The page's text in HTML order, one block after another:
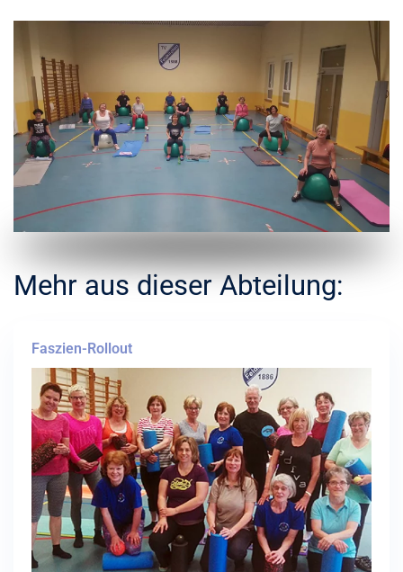
Mehr aus dieser Abteilung:
Faszien-Rollout